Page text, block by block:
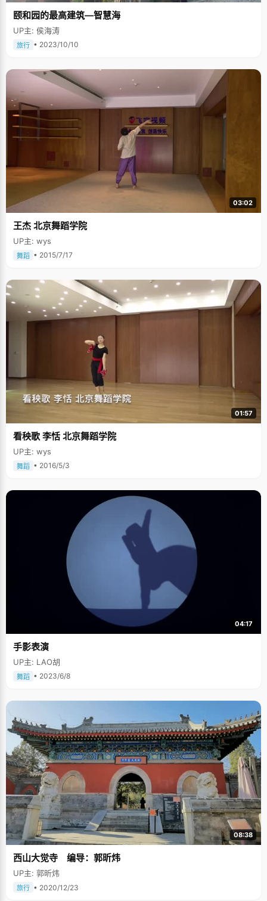
颐和园的最高建筑—智慧海
UP主: 侯海涛
旅行 • 2023/10/10
03:02
王杰 北京舞蹈学院
UP主: wys
舞蹈 • 2015/7/17
01:57
看秧歌 李恬 北京舞蹈学院
UP主: wys
舞蹈 • 2016/5/3
04:17
手影表演
UP主: LAO胡
舞蹈 • 2023/6/8
08:38
西山大觉寺 编导：郭昕炜
UP主: 郭昕炜
旅行 • 2020/12/23